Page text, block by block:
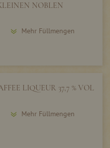
NOBLEN
Mehr Füllmengen
LIQUEUR 37,7 % VOL
Mehr Füllmengen